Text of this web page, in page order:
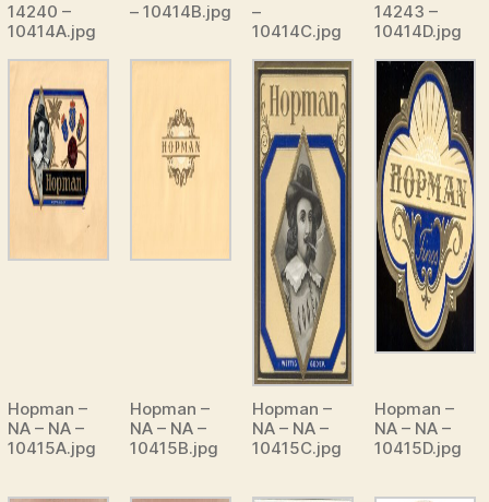
14240 –
10414A.jpg
– 10414B.jpg
–
10414C.jpg
14243 –
10414D.jpg
Hopman –
NA – NA –
10415A.jpg
Hopman –
NA – NA –
10415B.jpg
Hopman –
NA – NA –
10415C.jpg
Hopman –
NA – NA –
10415D.jpg